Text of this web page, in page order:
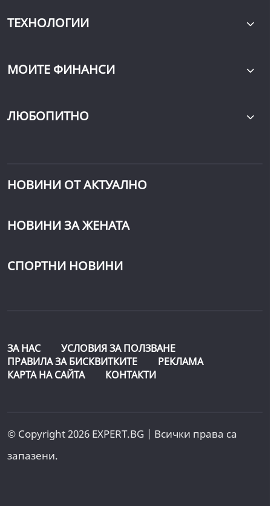
ТЕХНОЛОГИИ
МОИТЕ ФИНАНСИ
ЛЮБОПИТНО
НОВИНИ ОТ АКТУАЛНО
НОВИНИ ЗА ЖЕНАТА
СПОРТНИ НОВИНИ
ЗА НАС
УСЛОВИЯ ЗА ПОЛЗВАНЕ
ПРАВИЛА ЗА БИСКВИТКИТЕ
РЕКЛАМА
КАРТА НА САЙТА
КОНТАКТИ
© Copyright 2026 EXPERT.BG | Всички права са
запазени.